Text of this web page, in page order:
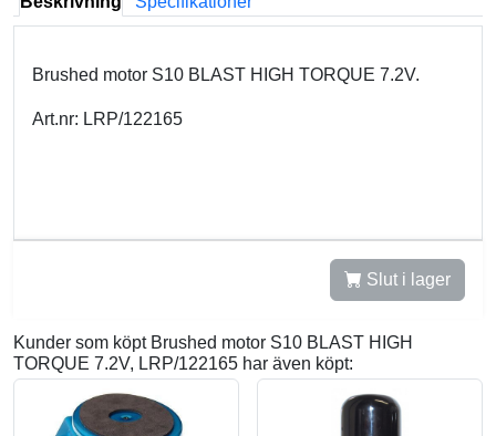
Brushed motor S10 BLAST HIGH TORQUE 7.2V.
Art.nr: LRP/122165
Slut i lager
Kunder som köpt Brushed motor S10 BLAST HIGH
TORQUE 7.2V, LRP/122165 har även köpt: